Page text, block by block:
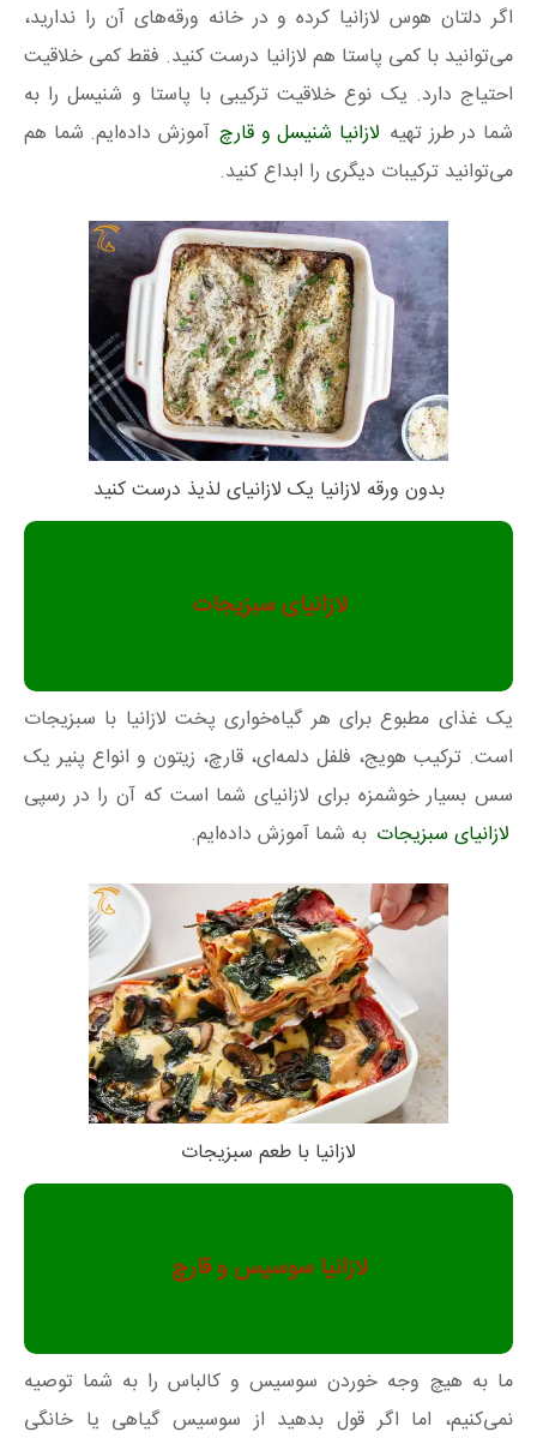
اگر دلتان هوس لازانیا کرده و در خانه ورقه‌های آن را ندارید،
می‌توانید با کمی پاستا هم لازانیا درست کنید. فقط کمی خلاقیت
احتیاج دارد. یک نوع خلاقیت ترکیبی با پاستا و شنیسل را به
شما در طرز تهیه لازانیا شنیسل و قارچ آموزش داده‌ایم. شما هم
می‌توانید ترکیبات دیگری را ابداع کنید.
بدون ورقه لازانیا یک لازانیای لذیذ درست کنید
لازانیای سبزیجات
یک غذای مطبوع برای هر گیاه‌خواری پخت لازانیا با سبزیجات
است. ترکیب هویج، فلفل دلمه‌ای، قارچ، زیتون و انواع پنیر یک
سس بسیار خوشمزه برای لازانیای شما است که آن را در رسپی
لازانیای سبزیجات به شما آموزش داده‌ایم.
لازانیا با طعم سبزیجات
لازانیا سوسیس و قارچ
ما به هیچ وجه خوردن سوسیس و کالباس را به شما توصیه
نمی‌کنیم، اما اگر قول بدهید از سوسیس گیاهی یا خانگی